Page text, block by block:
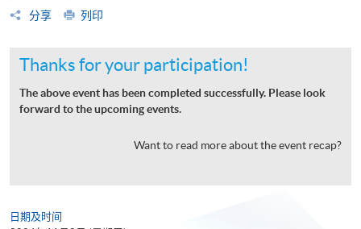
分享
列印
Thanks for your participation!
The above event has been completed successfully. Please look
forward to the upcoming events.
Want to read more about the event recap?
日期及时间